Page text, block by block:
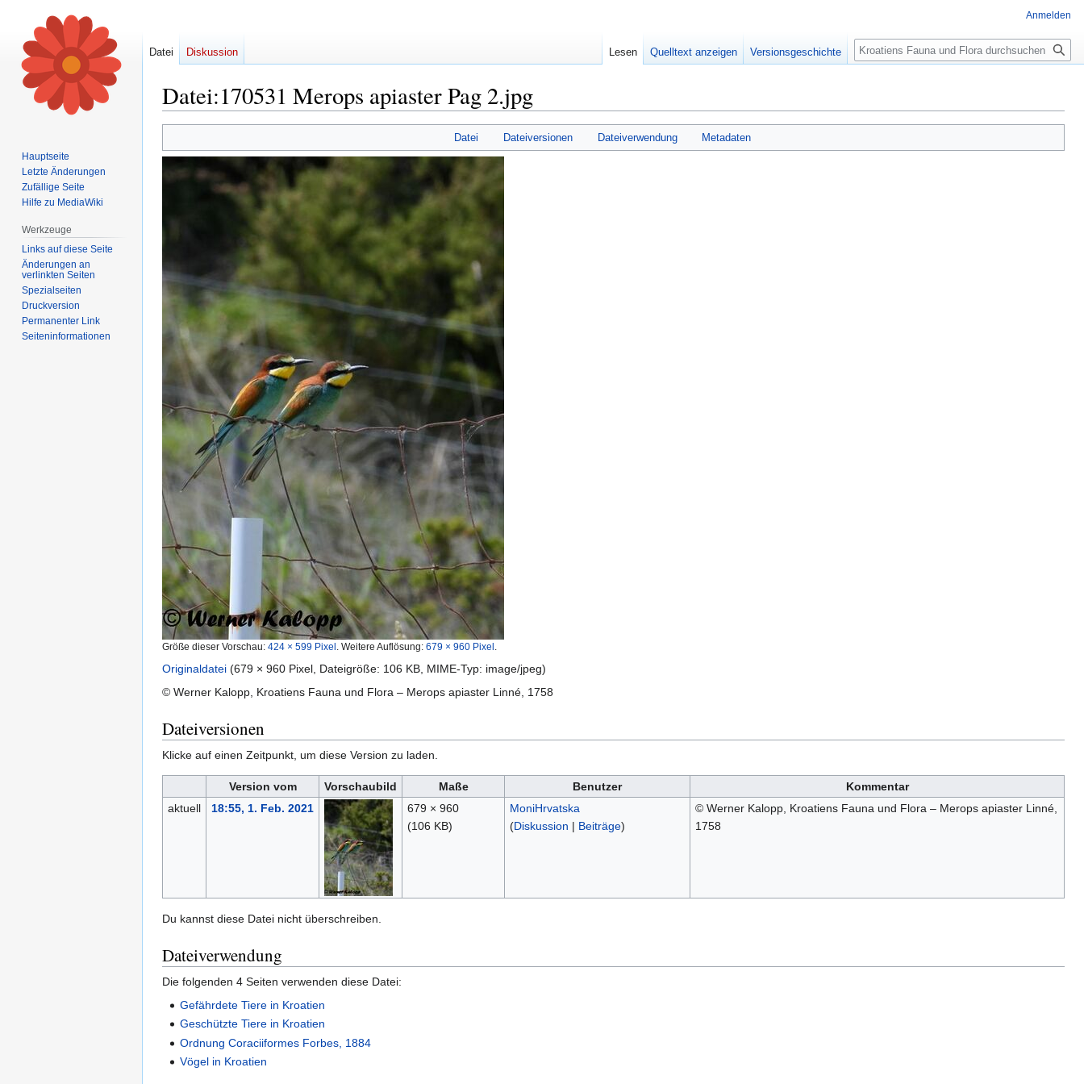
Datei:170531 Merops apiaster Pag 2.jpg
Navigation
springen
Suche
springen
Datei Dateiversionen Dateiverwendung Metadaten
Größe dieser Vorschau: 424 × 599 Pixel Weitere Auflösung: 679 × 960 Pixel
Originaldatei (679 × 960 Pixel, Dateigröße: 106 KB, MIME-Typ: image/jpeg)
© Werner Kalopp, Kroatiens Fauna und Flora – Merops apiaster Linné, 1758
Dateiversionen
Klicke auf einen Zeitpunkt, um diese Version zu laden.
Version vom Vorschaubild Maße Benutzer
Kommentar
aktuell
18:55, 1. Feb. 2021
679 × 960
(106 KB)
MoniHrvatska
(Diskussion | Beiträge)
© Werner Kalopp, Kroatiens Fauna und Flora – Merops apiaster Linné,
1758
Du kannst diese Datei nicht überschreiben.
Dateiverwendung
Die folgenden 4 Seiten verwenden diese Datei:
Gefährdete Tiere in Kroatien
Geschützte Tiere in Kroatien
Ordnung Coraciiformes Forbes, 1884
Vögel in Kroatien
Anmelden
Datei Diskussion Lesen Quelltext anzeigen Versionsgeschichte Suche
Hauptseite
Letzte Änderungen
Zufällige Seite
Hilfe zu MediaWiki
Werkzeuge
Links auf diese Seite
Änderungen an
verlinkten Seiten
Spezialseiten
Druckversion
Permanenter Link
Seiten­informationen